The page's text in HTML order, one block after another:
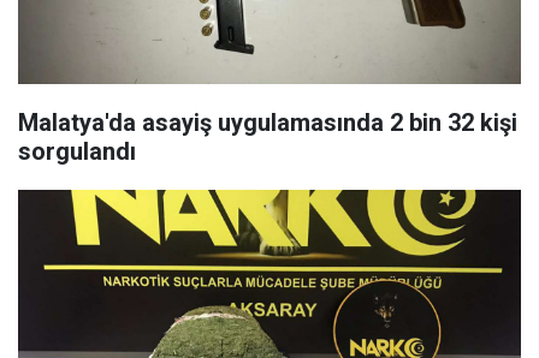
Malatya'da asayiş uygulamasında 2 bin 32 kişi
sorgulandı